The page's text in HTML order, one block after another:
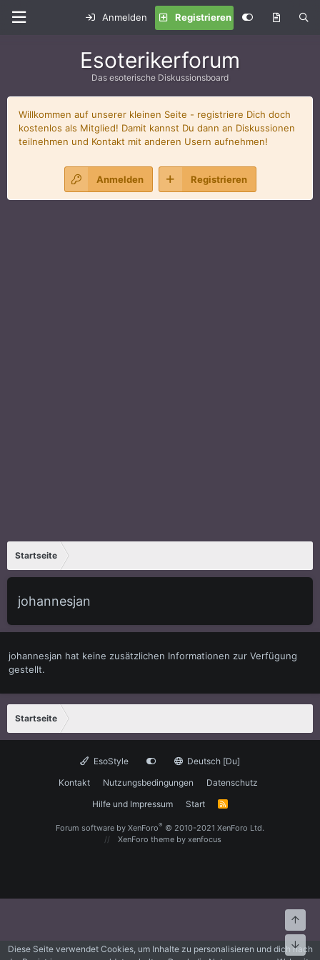
Anmelden Registrieren
Esoterikerforum
Das esoterische Diskussionsboard
Willkommen auf unserer kleinen Seite - registriere Dich doch
kostenlos als Mitglied! Damit kannst Du dann an Diskussionen
teilnehmen und Kontakt mit anderen Usern aufnehmen!
Anmelden Registrieren
Startseite
johannesjan
johannesjan hat keine zusätzlichen Informationen zur Verfügung
gestellt.
Startseite
EsoStyle
Deutsch [Du]
Kontakt
Nutzungsbedingungen
Datenschutz
Hilfe und Impressum
Start
R
Forum software by XenForo® © 2010-2021 XenForo Ltd.
XenForo theme by xenfocus
Diese Seite verwendet Cookies, um Inhalte zu personalisieren und dich nach
Oben